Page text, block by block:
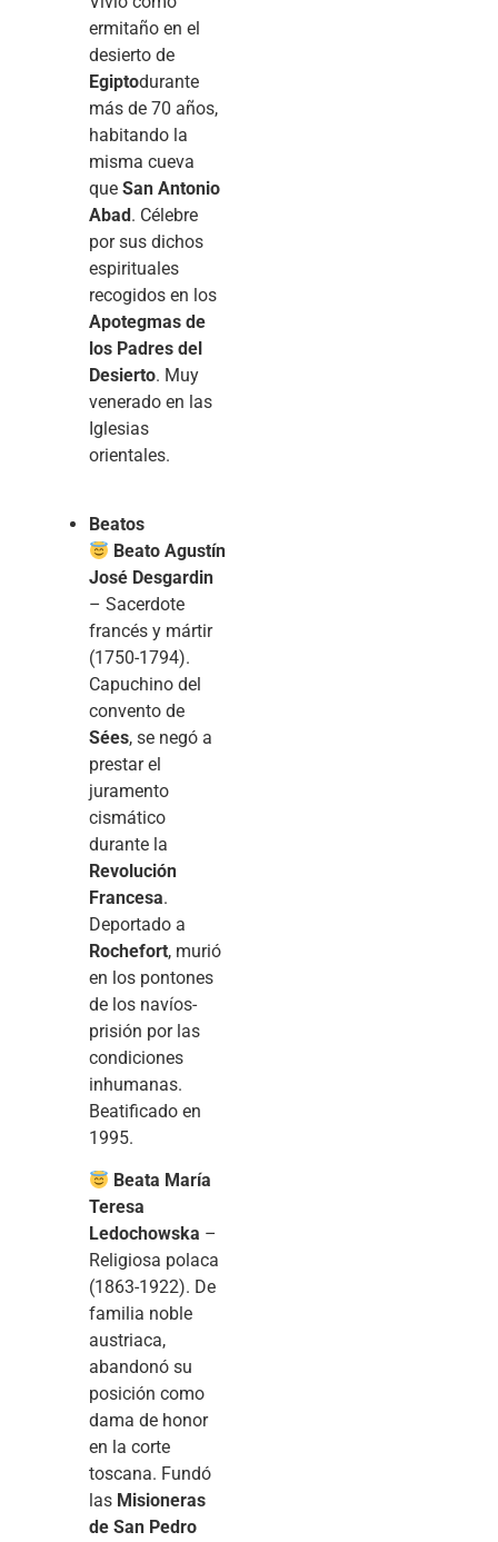
ermitaño en el
desierto de
Egiptodurante
más de 70 años,
habitando la
misma cueva
que San Antonio
Abad. Célebre
por sus dichos
espirituales
recogidos en los
Apotegmas de
los Padres del
Desierto. Muy
venerado en las
Iglesias
orientales.
Beatos
Beato Agustín
José Desgardin
– Sacerdote
francés y mártir
(1750-1794).
Capuchino del
convento de
Sées, se negó a
prestar el
juramento
cismático
durante la
Revolución
Francesa.
Deportado a
Rochefort, murió
en los pontones
de los navíos-
prisión por las
condiciones
inhumanas.
Beatificado en
1995.
Beata María
Teresa
Ledochowska –
Religiosa polaca
(1863-1922). De
familia noble
austriaca,
abandonó su
posición como
dama de honor
en la corte
toscana. Fundó
las Misioneras
de San Pedro